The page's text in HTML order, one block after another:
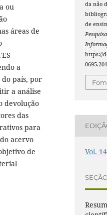
ou
áreas de
a
país, por
a análise
devolução
das
para
acervo
de
da não
de
https://
Vol.